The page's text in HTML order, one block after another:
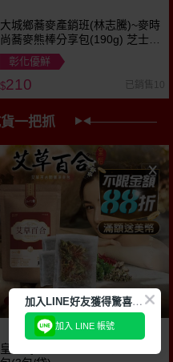
大城鄉蕎麥產銷班(林志騰)~麥時
尚蕎麥熊棒分享包(190g) 芝士／
原味／蔥仔 款式可選
彰化優鮮
$210 已銷售10
一把抓
皇后 Queen~艾草百合開運淨身
加
入LINE好友獲得驚喜折扣!
加入 LINE 帳號